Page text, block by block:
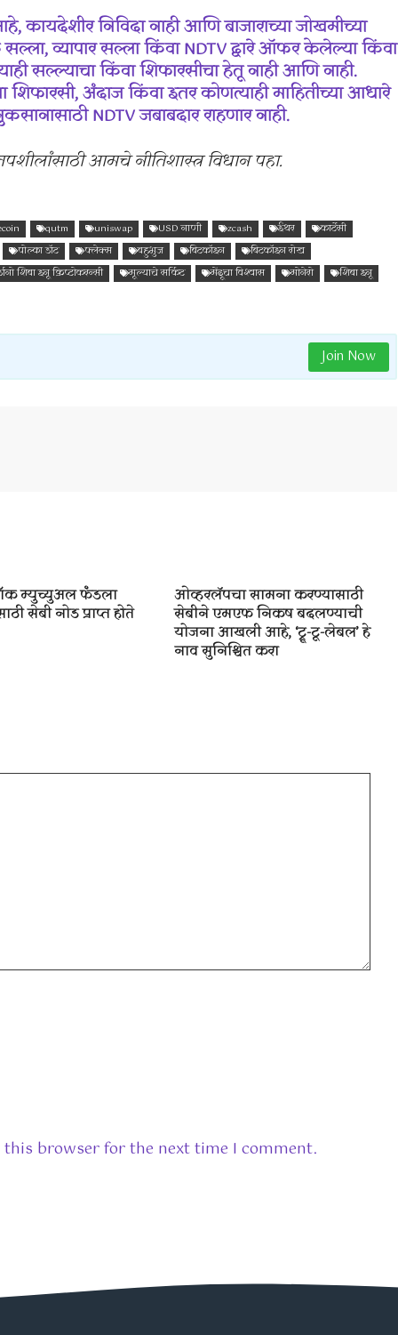
निविदा नाही आणि बाजाराच्या जोखमीच्या
व्यापार सल्ला किंवा NDTV द्वारे ऑफर केलेल्या किंवा
सल्ल्याचा किंवा शिफारसीचा हेतू नाही आणि नाही.
अंदाज किंवा इतर कोणत्याही माहितीच्या आधारे
NDTV जबाबदार राहणार नाही.
आमचे नीतिशास्त्र विधान पहा.
qutm uniswap USD नाणी zcash ईथर
कार्टेसी
पोल्का डॉट फ्लेक्स बहुभुज बिटकॉइन
बिटकॉइन रोख
शिबा इनू क्रिप्टोकरन्सी
मूल्याचे सर्किट मेंदूचा विश्वास मोनेरो
शिबा इनू
Join Now
म्युच्युअल फंडला
सेबी नोड प्राप्त होते
ओव्हरलॅपचा सामना करण्यासाठी
सेबीने एमएफ निकष बदलण्याची
योजना आखली आहे, ‘ट्रू-टू-लेबल’ हे
नाव सुनिश्चित करा
browser for the next time I comment.